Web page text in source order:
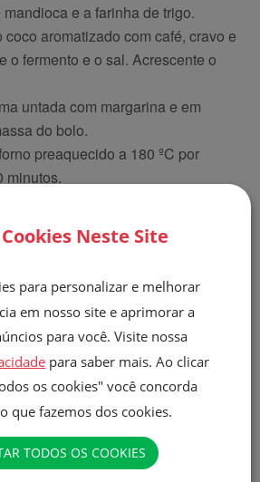
e a farinha de trigo.
aromatizado com café, cravo e
o fermento e o sal. Acrescente o
untada com margarina e em
do bolo.
preaquecido a 180 ºC por
minutos.
o doce de leite, o leite
de leite. leve em fogo baixo
em cima do bolo.
quebradinho e as castanhas
Neste Site
para personalizar e melhorar
em nosso site e aprimorar a
para você. Visite nossa
para saber mais. Ao clicar
os cookies" você concorda
que fazemos dos cookies.
TODOS OS COOKIES